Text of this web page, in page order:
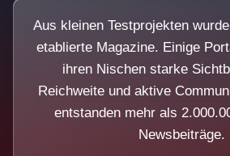
Aus kleinen Testprojekten
etablierte Magazine. Einige
ihren Nischen starke
Reichweite und aktive
entstanden mehr als
Newsbeiträge.